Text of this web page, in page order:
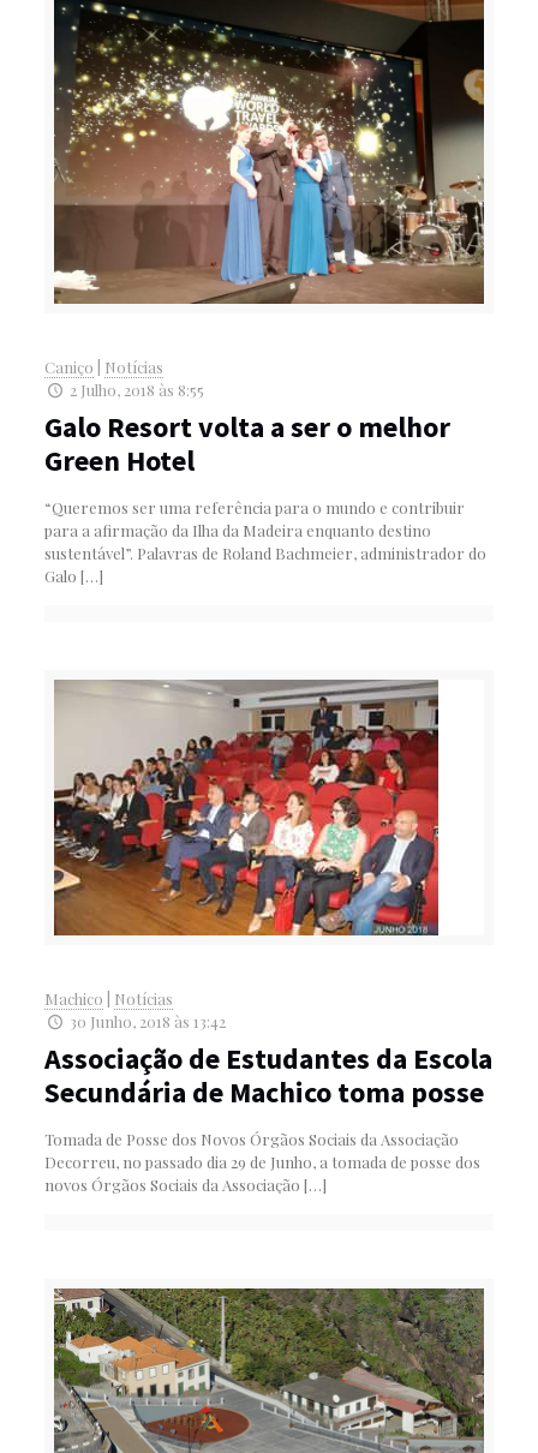
Caniço
Notícias
2 Julho, 2018 às 8:55
Galo Resort volta a ser o melhor
Green Hotel
“Queremos ser uma referência para o mundo e contribuir
para a afirmação da Ilha da Madeira enquanto destino
sustentável”. Palavras de Roland Bachmeier, administrador do
Galo […]
Machico
Notícias
30 Junho, 2018 às 13:42
Associação de Estudantes da Escola
Secundária de Machico toma posse
Tomada de Posse dos Novos Órgãos Sociais da Associação
Decorreu, no passado dia 29 de Junho, a tomada de posse dos
novos Órgãos Sociais da Associação […]